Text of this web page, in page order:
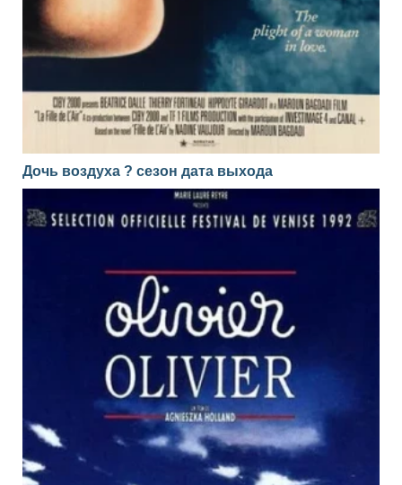
Дочь воздуха ? сезон дата выхода